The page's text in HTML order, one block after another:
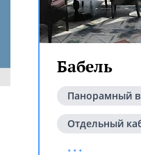
Бабель
Панорамный
Отдельный
...